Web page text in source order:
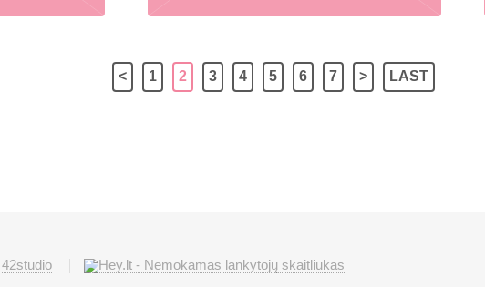
< 1 2 3 4 5 6 7 > LAST
42studio